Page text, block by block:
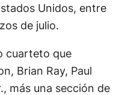
Unidos, entre
de julio.
cuarteto que
Brian Ray, Paul
más una sección de